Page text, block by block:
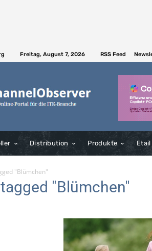
Freitag, August 7, 2026 RSS Feed
Distribution Produkte Etail
"Blümchen"
"Blümchen"